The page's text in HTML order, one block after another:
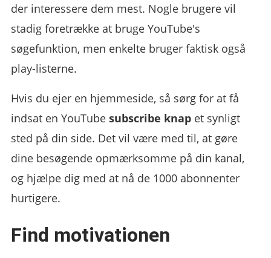
der interessere dem mest. Nogle brugere vil
stadig foretrække at bruge YouTube's
søgefunktion, men enkelte bruger faktisk også
play-listerne.
Hvis du ejer en hjemmeside, så sørg for at få
indsat en YouTubesubscribe knap et synligt
sted på din side. Det vil være med til, at gøre
dine besøgende opmærksomme på din kanal,
og hjælpe dig med at nå de 1000 abonnenter
hurtigere.
Find motivationen